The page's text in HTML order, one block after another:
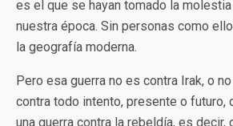
es el que se hayan tomado la
nuestra época. Sin personas como
la geografía moderna.
Pero esa guerra no es contra Irak, o
contra todo intento, presente o futuro,
una guerra contra la rebeldía, es decir,